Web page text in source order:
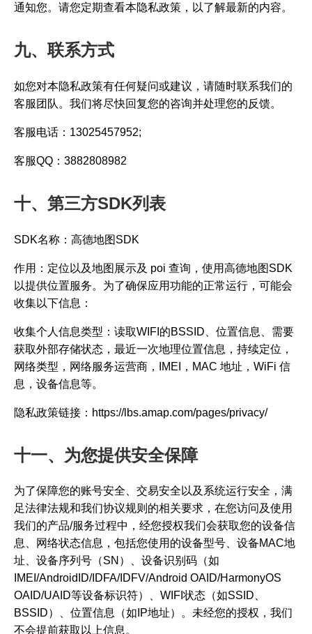
通知您。请您定期查看本隐私政策，以了解最新的内容。
九、联系方式
如您对本隐私政策有任何疑问或建议，请随时联系我们的
客服团队。我们将尽快回复您的咨询并处理您的反馈。
客服电话：13025457952;
客服QQ：3882808982
十、第三方SDK列表
SDK名称：高德地图SDK
作用：定位以及地图展示及 poi 查询，使用高德地图SDK
以提供位置服务。为了确保应用功能的正常运行，可能会
收集以下信息：
收集个人信息类型：读取WIFI的BSSID、位置信息、需要
获取外部存储状态，最近一次地理位置信息，持续定位，
网络类型，网络服务运营商，IMEI，MAC 地址，WiFi 信
息，设备信息等。
隐私政策链接：https://lbs.amap.com/pages/privacy/
十一、为您提供安全保障
为了保障您的账号安全、交易安全以及系统运行安全，满
足法律法规和我们协议规则的相关要求，在您访问及使用
我们的产品/服务过程中，经您授权我们会获取您的设备信
息、网络状态信息，包括您使用的设备型号、设备MAC地
址、设备序列号（SN）、设备识别码（如
IMEI/AndroidID/IDFA/IDFV/Android OAID/HarmonyOS
OAID/UAID等设备标识符）、WIFI状态（如SSID、
BSSID）、位置信息（如IP地址）。未经您的授权，我们
不会提前获取以上信息。